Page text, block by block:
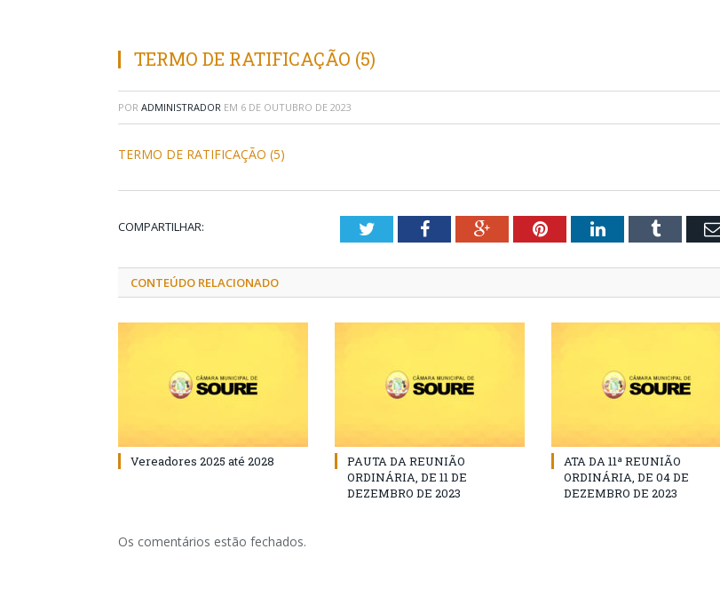
TERMO DE RATIFICAÇÃO (5)
POR ADMINISTRADOR EM 6 DE OUTUBRO DE 2023
TERMO DE RATIFICAÇÃO (5)
COMPARTILHAR: TwitterFacebookGoogle+PinterestLinkedInTumblr
CONTEÚDO RELACIONADO
Vereadores 2025 até 2028
PAUTA DA REUNIÃO
ORDINÁRIA, DE 11 DE
DEZEMBRO DE 2023
ATA DA 11ª REUNIÃO
ORDINÁRIA, DE 04 DE
DEZEMBRO DE 2023
Os comentários estão fechados.